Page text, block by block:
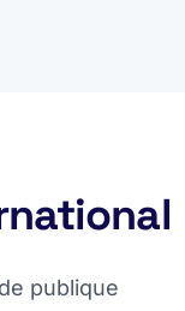
publique